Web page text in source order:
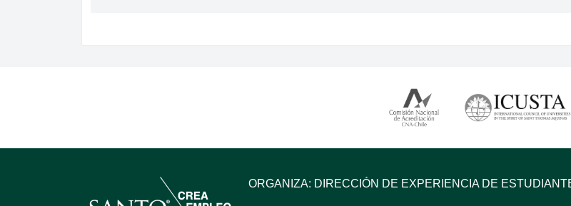
ORGANIZA: DIRECCIÓN DE EXPERIENCIA DE